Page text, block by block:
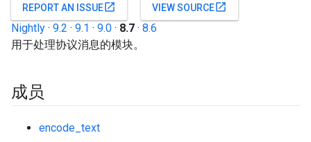
REPORT AN ISSUEopen_in_new VIEW SOURCEopen_in_new
Nightly · 9.2 · 9.1 · 9.0 · 8.7 · 8.6
用于处理协议消息的模块。
成员
encode_text